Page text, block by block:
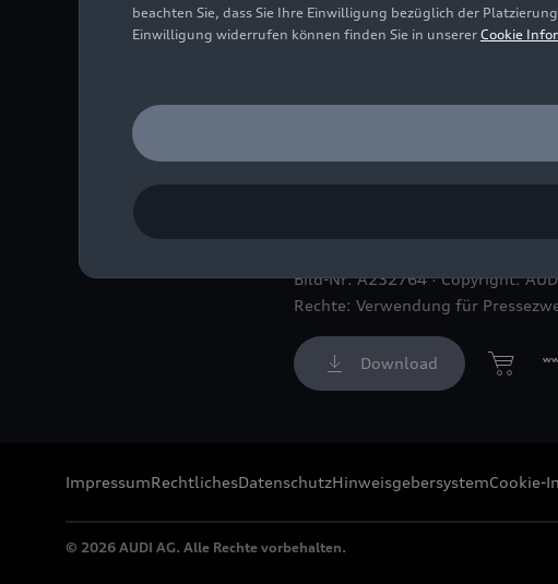
Die Sonderausstellung
Bild-Nr: A232764 · Copyright:
Rechte: Verwendung für
Download
ImpressumRechtlichesDatenschutzHinweisgebersystemCookie-
© 2026 AUDI AG. Alle Rechte vorbehalten.
beachten Sie, dass Sie Ihre Einwilligung bezüglich der
Einwilligung widerrufen können finden Sie in unserer Cookie